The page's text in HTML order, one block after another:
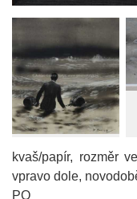
kvaš/papír, rozměr
vpravo dole,
PO